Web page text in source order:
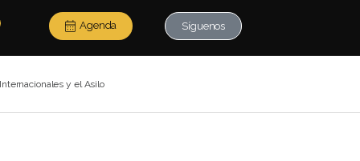
Agenda Síguenos
y el Asilo